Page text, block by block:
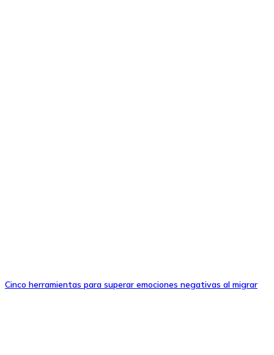
Cinco herramientas para superar emociones negativas al migrar